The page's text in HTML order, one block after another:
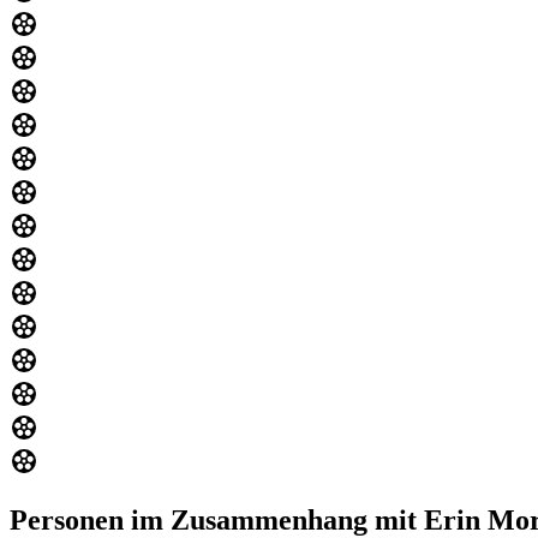
Personen im Zusammenhang mit Erin